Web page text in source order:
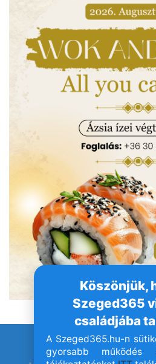
Köszönjük,
Szeged365
családjába
A Szeged365.hu-n
gyorsabb működés
© Szeged365.hu I